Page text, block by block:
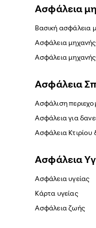
Ασφάλεια
Βασική ασφάλεια
Ασφάλεια
Ασφάλεια
Ασφάλεια
Ασφάλιση
Ασφάλεια για
Ασφάλεια Κτιρίου
Ασφάλεια
Ασφάλεια υγείας
Κάρτα υγείας
Ασφάλεια ζωής